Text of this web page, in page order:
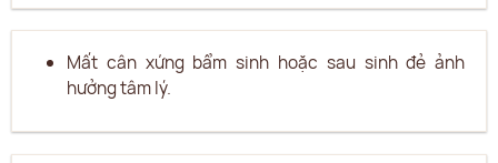
Mất cân xứng bẩm sinh hoặc sau sinh đẻ ảnh
hưởng tâm lý.